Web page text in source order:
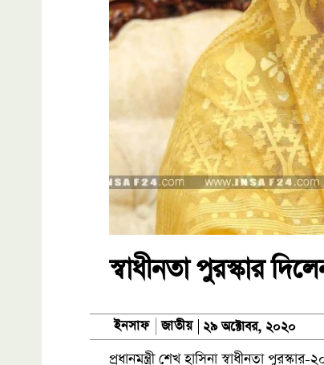
স্বাধীনতা পুরস্কার
ইনসাফ জাতীয় ২৯ অক্টোবর, ২০২০
প্রধানমন্ত্রী শেখ হাসিনা স্বাধীনতা